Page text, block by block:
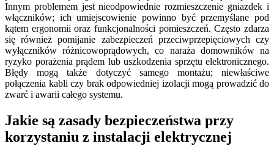
Innym problemem jest nieodpowiednie rozmieszczenie gniazdek i
włączników; ich umiejscowienie powinno być przemyślane pod
kątem ergonomii oraz funkcjonalności pomieszczeń. Często zdarza
się również pomijanie zabezpieczeń przeciwprzepięciowych czy
wyłączników różnicowoprądowych, co naraża domowników na
ryzyko porażenia prądem lub uszkodzenia sprzętu elektronicznego.
Błędy mogą także dotyczyć samego montażu; niewłaściwe
połączenia kabli czy brak odpowiedniej izolacji mogą prowadzić do
zwarć i awarii całego systemu.
Jakie są zasady bezpieczeństwa przy
korzystaniu z instalacji elektrycznej